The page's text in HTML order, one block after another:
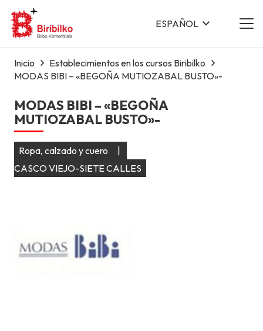
ESPAÑOL
Inicio
Establecimientos en los cursos Biribilko
MODAS BIBI – «BEGOÑA MUTIOZABAL BUSTO»-
MODAS BIBI – «BEGOÑA
MUTIOZABAL BUSTO»-
Ropa, calzado y cuero
|
CASCO VIEJO-SIETE CALLES